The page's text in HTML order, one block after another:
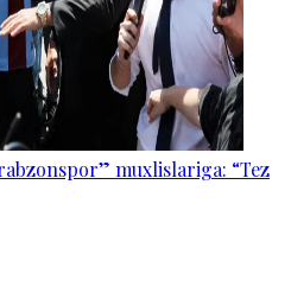
muxlislariga: “Tez